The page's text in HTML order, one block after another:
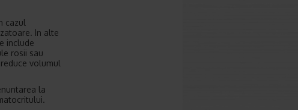
cazul
In alte
include
rosii sau
volumul
la